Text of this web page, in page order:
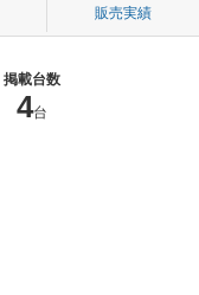
販売実績
掲載台数
4台